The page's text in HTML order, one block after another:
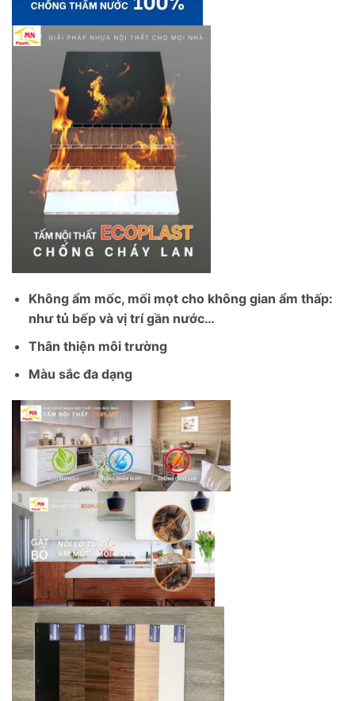
Không ẩm mốc, mối mọt cho không gian ẩm thấp:
như tủ bếp và vị trí gần nước…
Thân thiện môi trường
Màu sắc đa dạng